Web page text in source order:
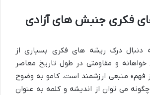
فکری جنبش های آزادی
دنبال درک ریشه های فکری بسیاری از
و مقاومتی در طول تاریخ معاصر
فهم» منبعی ارزشمند است. کامو به وضوح
می توان از اندیشه و کلمه به عنوان